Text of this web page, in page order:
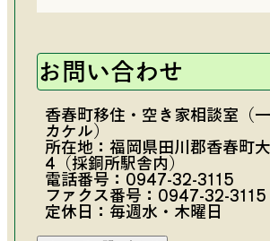
お問い合わせ
香春町移住・空き家相談室（
カケル）
所在地：福岡県田川郡香春町
4（採銅所駅舎内）
電話番号： 0947-32-3115
ファクス番号：0947-32-3115
定休日：毎週水・木曜日